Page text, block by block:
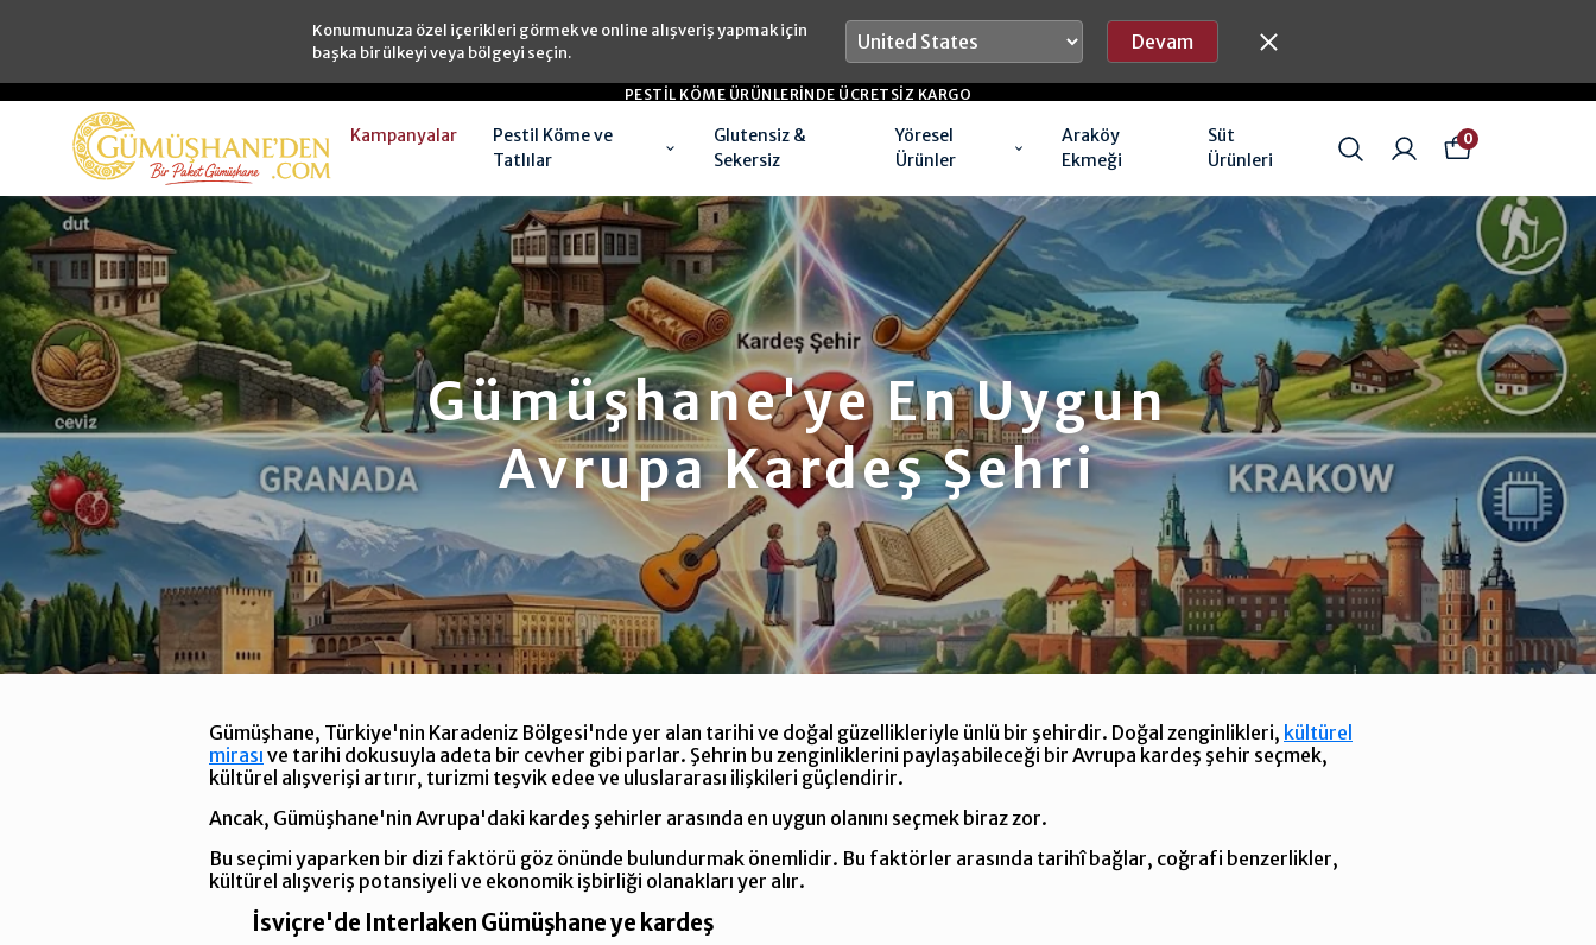
Konumunuza özel içerikleri görmek ve online alışveriş yapmak için
başka bir ülkeyi veya bölgeyi seçin.
Devam
SAAT 16:00'A KADAR YAPACAĞINIZ SIPARIŞLERDE AYNI GÜN GÖNDERIM
Kampanyalar
Pestil Köme ve
Tatlılar
Glutensiz &
Sekersiz
Yöresel
Ürünler
Araköy
Ekmeği
Süt
Ürünleri
0
Gümüşhane'ye En Uygun
Avrupa Kardeş Şehri
Gümüşhane, Türkiye'nin Karadeniz Bölgesi'nde yer alan tarihi ve doğal güzellikleriyle ünlü bir şehirdir. Doğal zenginlikleri, kültürel
mirasıve tarihi dokusuyla adeta bir cevher gibi parlar. Şehrin bu zenginliklerini paylaşabileceği bir Avrupa kardeş şehir seçmek,
kültürel alışverişi artırır, turizmi teşvik edee ve uluslararası ilişkileri güçlendirir.
Ancak, Gümüşhane'nin Avrupa'daki kardeş şehirler arasında en uygun olanını seçmek biraz zor.
Bu seçimi yaparken bir dizi faktörü göz önünde bulundurmak önemlidir. Bu faktörler arasında tarihî bağlar, coğrafi benzerlikler,
kültürel alışveriş potansiyeli ve ekonomik işbirliği olanakları yer alır.
İsviçre'de Interlaken Gümüşhane ye kardeş